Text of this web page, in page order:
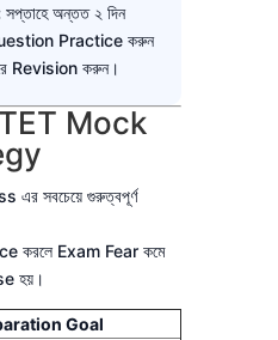
সপ্তাহে অন্তত ২ দিন
Practice করুন
Revision করুন।
Mock
সবচেয়ে গুরুত্বপূর্ণ
করলে Exam Fear কমে
হয়।
Goal